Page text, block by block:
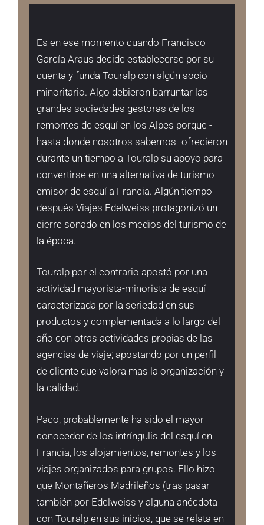
Es en ese momento cuando Francisco
García Araus decide establecerse por su
cuenta y funda Touralp con algún socio
minoritario. Algo debieron barruntar las
grandes sociedades gestoras de los
remontes de esquí en los Alpes porque -
hasta donde nosotros sabemos- ofrecieron
durante un tiempo a Touralp su apoyo para
convertirse en una alternativa de turismo
emisor de esquí a Francia. Algún tiempo
después Viajes Edelweiss protagonizó un
cierre sonado en los medios del turismo de
la época.
Touralp por el contrario apostó por una
actividad mayorista-minorista de esquí
caracterizada por la seriedad en sus
productos y complementada a lo largo del
año con otras actividades propias de las
agencias de viaje; apostando por un perfil
de cliente que valora mas la organización y
la calidad.
Paco, probablemente ha sido el mayor
conocedor de los intríngulis del esquí en
Francia, los alojamientos, remontes y los
viajes organizados para grupos. Ello hizo
que Montañeros Madrileños (tras pasar
también por Edelweiss y alguna anécdota
con Touralp en sus inicios, que se relata en